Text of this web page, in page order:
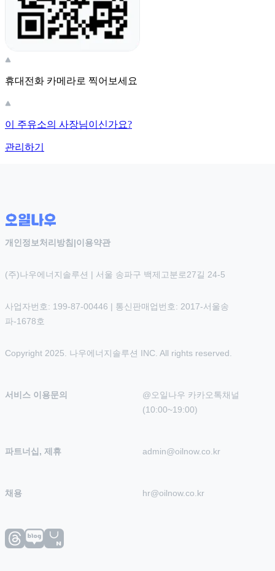
휴대전화 카메라로 찍어보세요
이 주유소의 사장님이신가요?
관리하기
개인정보처리방침 |이용약관
(주)나우에너지솔루션 | 서울 송파구 백제고분로27길 24-5
사업자번호: 199-87-00446 | 통신판매업번호: 2017-서울송
파-1678호
Copyright 2025. 나우에너지솔루션 INC. All rights reserved.
서비스 이용문의
@오일나우 카카오톡채널
(10:00~19:00)
파트너십, 제휴 admin@oilnow.co.kr
채용 hr@oilnow.co.kr